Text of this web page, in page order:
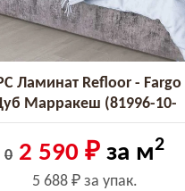
Ламинат Refloor - Fargo
Марракеш (81996-10-
300416488)
0 2 590 ₽ за м2
5 688 ₽за упак.